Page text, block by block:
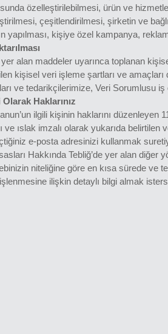
özelleştirilebilmesi, ürün ve
çeşitlendirilmesi, şirketin ve
yapılması, kişiye özel kampanya,
alan maddeler uyarınca toplanan
kişisel veri işleme şartları ve
ve tedarikçilerimize, Veri Sorumlusu
Haklarınız
ilgili kişinin haklarını
ve ıslak imzalı olarak yukarıda
e-posta adresinizi kullanmak
Hakkında Tebliğ’de yer alan diğer
niteliğine göre en kısa sürede ve
ilişkin detaylı bilgi almak